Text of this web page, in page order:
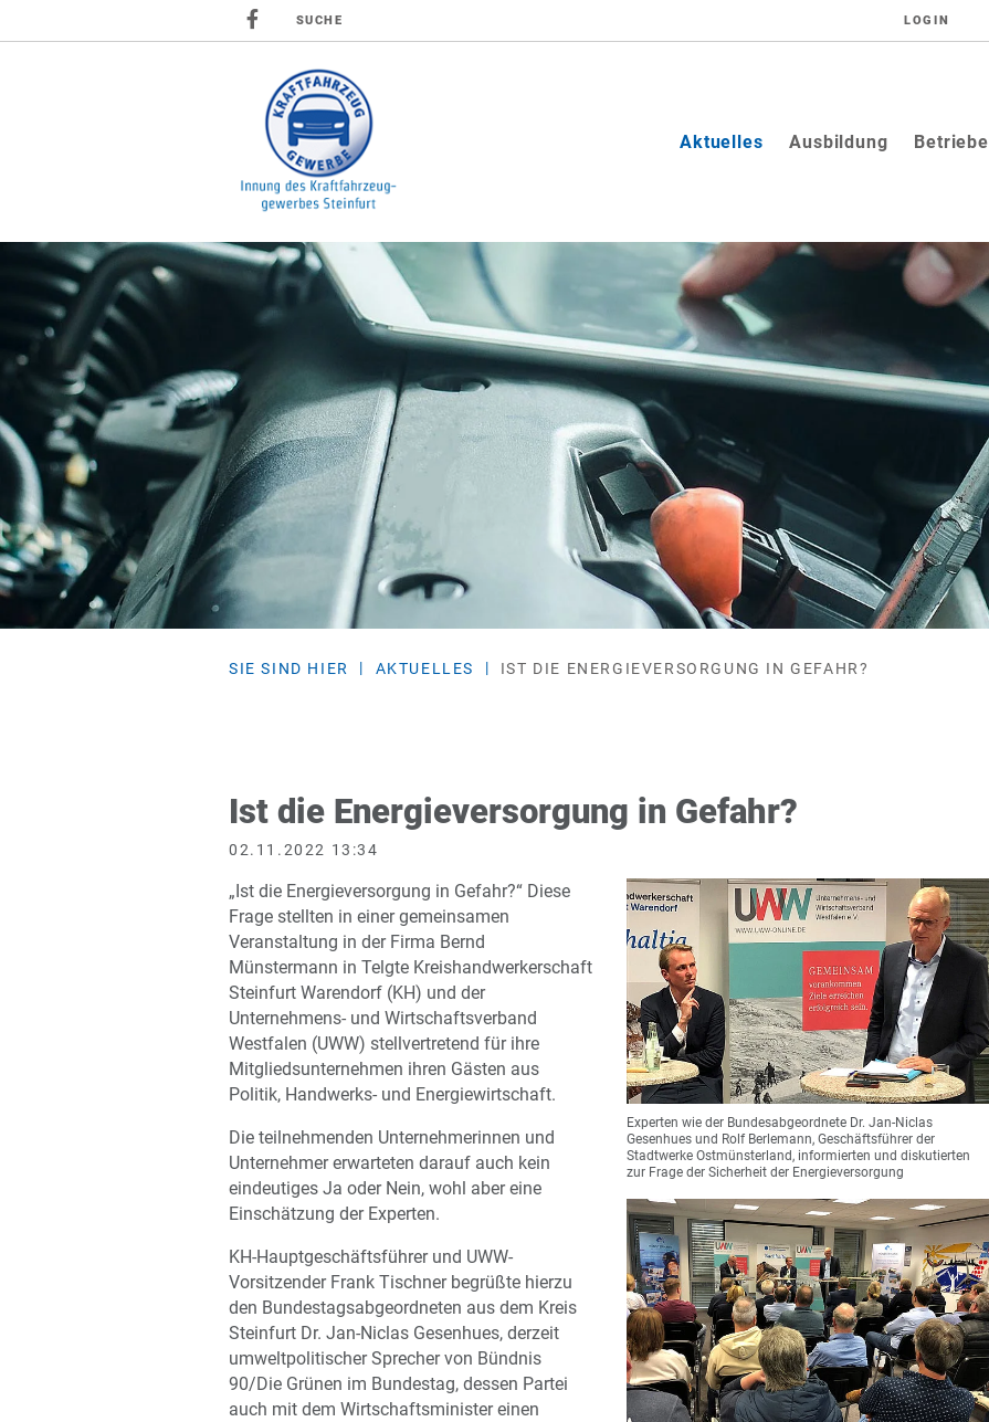
SUCHE LOGIN
Aktuelles(current)
Ausbildung Betriebe
SIE SIND HIER AKTUELLES IST DIE ENERGIEVERSORGUNG IN GEFAHR?
Ist die Energieversorgung in Gefahr?
02.11.2022 13:34
„Ist die Energieversorgung in Gefahr?“ Diese
Frage stellten in einer gemeinsamen
Veranstaltung in der Firma Bernd
Münstermann in Telgte Kreishandwerkerschaft
Steinfurt Warendorf (KH) und der
Unternehmens- und Wirtschaftsverband
Westfalen (UWW) stellvertretend für ihre
Mitgliedsunternehmen ihren Gästen aus
Politik, Handwerks- und Energiewirtschaft.
Die teilnehmenden Unternehmerinnen und
Unternehmer erwarteten darauf auch kein
eindeutiges Ja oder Nein, wohl aber eine
Einschätzung der Experten.
KH-Hauptgeschäftsführer und UWW-
Vorsitzender Frank Tischner begrüßte hierzu
den Bundestagsabgeordneten aus dem Kreis
Steinfurt Dr. Jan-Niclas Gesenhues, derzeit
umweltpolitischer Sprecher von Bündnis
90/Die Grünen im Bundestag, dessen Partei
auch mit dem Wirtschaftsminister einen
Experten wie der Bundesabgeordnete Dr. Jan-Niclas
Gesenhues und Rolf Berlemann, Geschäftsführer der
Stadtwerke Ostmünsterland, informierten und diskutierten
zur Frage der Sicherheit der Energieversorgung